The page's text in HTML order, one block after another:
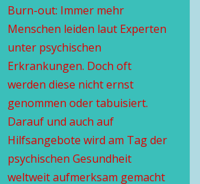
Burn-out: Immer mehr
Menschen leiden laut Experten
unter psychischen
Erkrankungen. Doch oft
werden diese nicht ernst
genommen oder tabuisiert.
Darauf und auch auf
Hilfsangebote wird am Tag der
psychischen Gesundheit
weltweit aufmerksam gemacht